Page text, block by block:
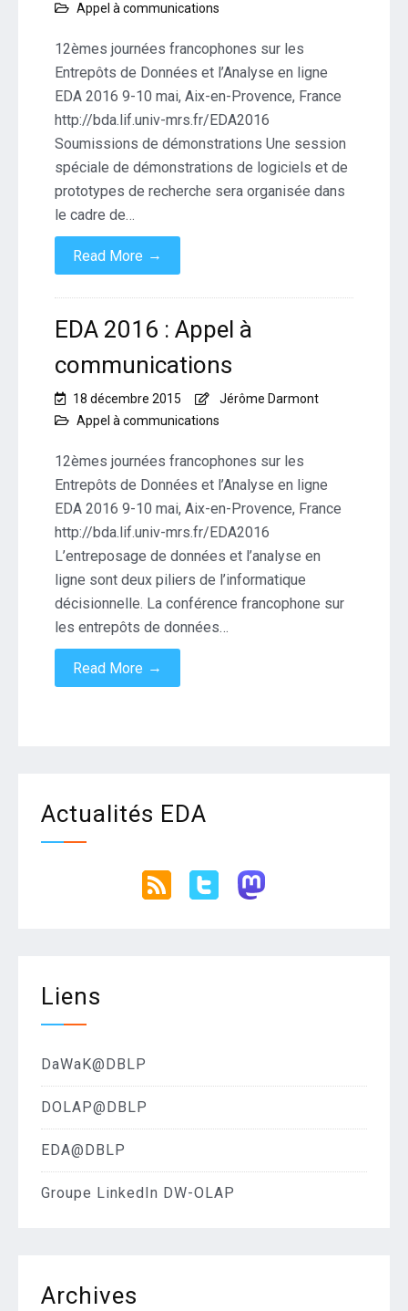
Appel à communications
12èmes journées francophones sur les
Entrepôts de Données et l’Analyse en ligne
EDA 2016 9-10 mai, Aix-en-Provence, France
http://bda.lif.univ-mrs.fr/EDA2016
Soumissions de démonstrations Une session
spéciale de démonstrations de logiciels et de
prototypes de recherche sera organisée dans
le cadre de…
Read More →
EDA 2016 : Appel à
communications
18 décembre 2015
Jérôme Darmont
Appel à communications
12èmes journées francophones sur les
Entrepôts de Données et l’Analyse en ligne
EDA 2016 9-10 mai, Aix-en-Provence, France
http://bda.lif.univ-mrs.fr/EDA2016
L’entreposage de données et l’analyse en
ligne sont deux piliers de l’informatique
décisionnelle. La conférence francophone sur
les entrepôts de données…
Read More →
Actualités EDA
Liens
DaWaK@DBLP
DOLAP@DBLP
EDA@DBLP
Groupe LinkedIn DW-OLAP
Archives